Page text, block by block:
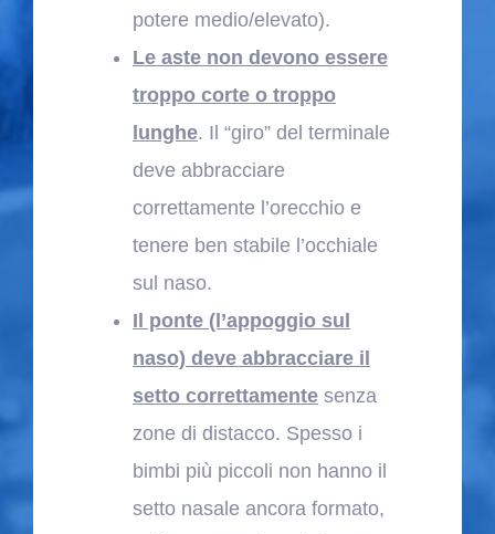
potere medio/elevato).
Le aste non devono essere
troppo corte o troppo
lunghe. Il “giro” del terminale
deve abbracciare
correttamente l’orecchio e
tenere ben stabile l’occhiale
sul naso.
Il ponte (l’appoggio sul
naso) deve abbracciare il
setto correttamentesenza
zone di distacco. Spesso i
bimbi più piccoli non hanno il
setto nasale ancora formato,